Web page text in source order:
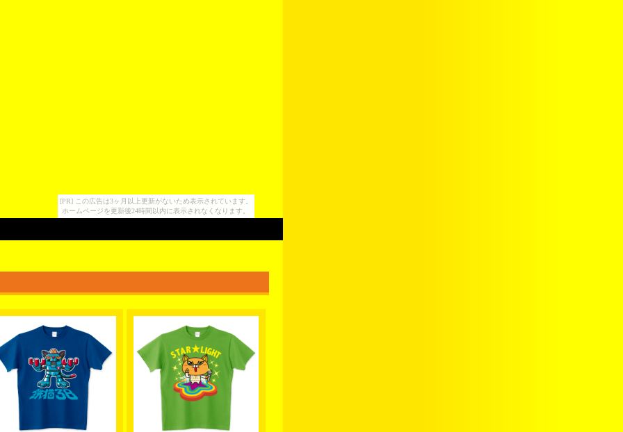
[PR] この広告は3ヶ月以上更新がないため表示されています。
ホームページを更新後24時間以内に表示されなくなります。